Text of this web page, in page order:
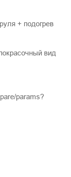
+ подогрев
вид
params?